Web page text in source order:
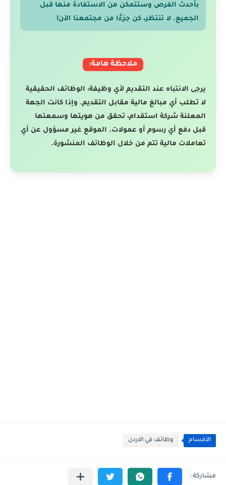
بأحدث الفرص وستتمكن من الاستفادة منها قبل
الجميع. لا تنتظر، كن جزءًا من مجتمعنا الآن!
ملاحظة هامة:
يرجى الانتباه عند التقديم لأي وظيفة: الوظائف الحقيقية
لا تطلب أي مبالغ مالية مقابل التقديم. وإذا كانت الجهة
المعلنة شركة استقدام، تحقق من هويتها وسمعتها
قبل دفع أي رسوم أو عمولات. الموقع غير مسؤول عن أي
تعاملات مالية تتم من خلال الوظائف المنشورة.
الأقسام وظائف في الاردن